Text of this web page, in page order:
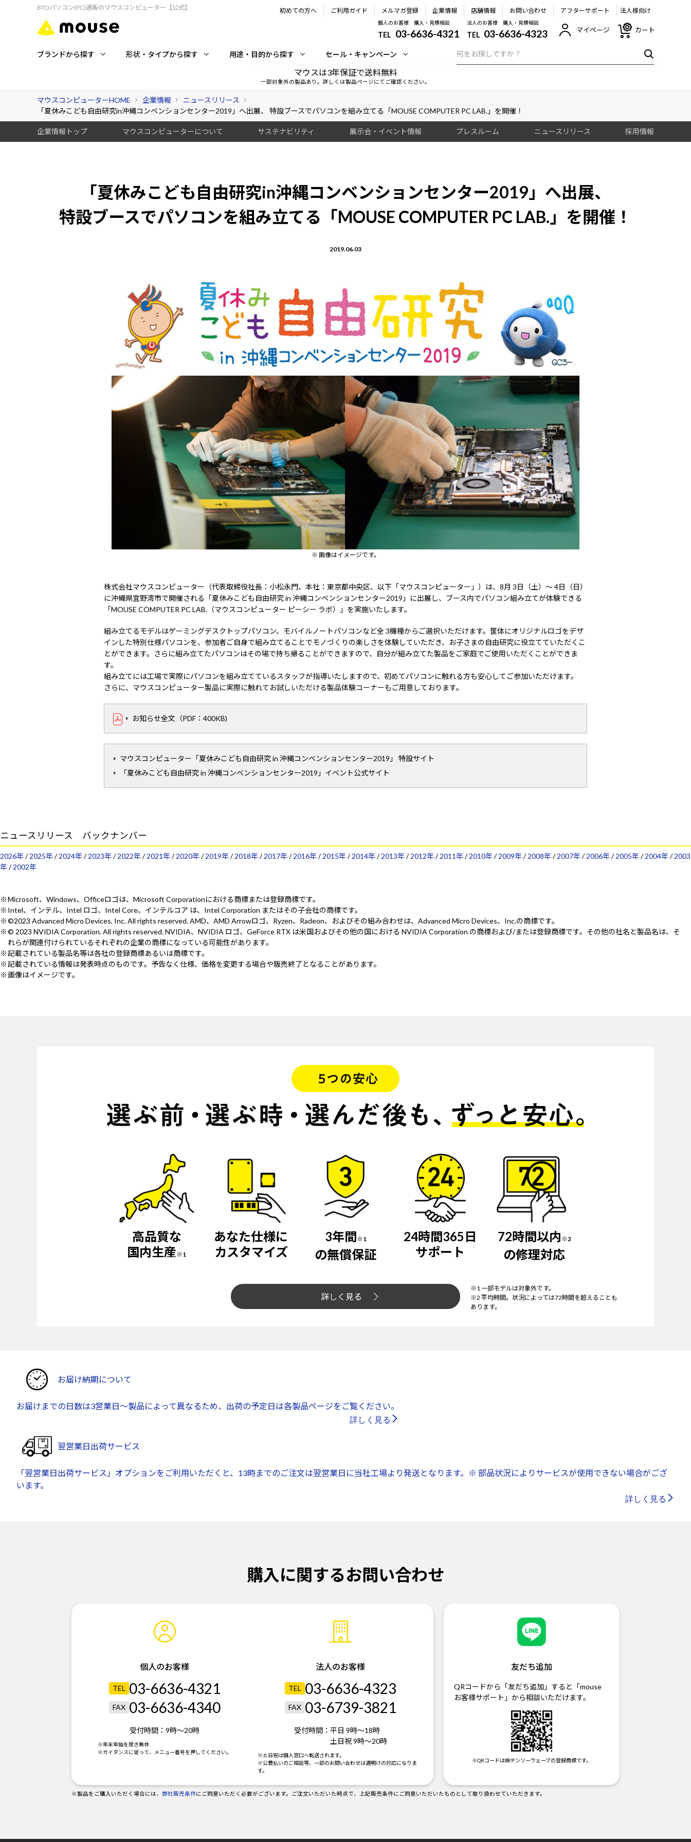
BTOパソコン(PC)通販のマウスコンピューター【公式】 初めての方へ ご利用ガイド メルマガ登録 企業情報 店舗情報 お問い合わせ アフターサポート 法人様向け
個人のお客様 購入・見積相談
TEL 03-6636-4321
法人のお客様 購入・見積相談
TEL 03-6636-4323 マイページ カート
ブランドから探す 形状・タイプから探す 用途・目的から探す セール・キャンペーン
マウスは3年保証で送料無料
一部対象外の製品あり。詳しくは製品ページにてご確認ください。
マウスコンピューターHOME 企業情報
ニュースリリース
「夏休みこども自由研究in沖縄コンベンションセンター2019」へ出展、 特設ブースでパソコンを組み立てる「MOUSE COMPUTER PC LAB.」を開催！
企業情報トップ マウスコンピューターについて サステナビリティ 展示会・イベント情報 プレスルーム ニュースリリース 採用情報
「夏休みこども自由研究in沖縄コンベンションセンター2019」へ出展、
特設ブースでパソコンを組み立てる「MOUSE COMPUTER PC LAB.」を開催！
2019.06.03
※ 画像はイメージです。
株式会社マウスコンピューター（代表取締役社長：小松永門、本社：東京都中央区、以下「マウスコンピューター」）は、8月 3日（土）～ 4日（日）
に沖縄県宜野湾市で開催される「夏休みこども自由研究 in 沖縄コンベンションセンター2019」に出展し、ブース内でパソコン組み立てが体験できる
「MOUSE COMPUTER PC LAB.（マウスコンピューター ピーシー ラボ）」を実施いたします。
組み立てるモデルはゲーミングデスクトップパソコン、モバイルノートパソコンなど全 3機種からご選択いただけます。筐体にオリジナルロゴをデザ
インした特別仕様パソコンを、参加者ご自身で組み立てることでモノづくりの楽しさを体験していただき、お子さまの自由研究に役立てていただくこ
とができます。さらに組み立てたパソコンはその場で持ち帰ることができますので、自分が組み立てた製品をご家庭でご使用いただくことができま
す。
組み立てには工場で実際にパソコンを組み立てているスタッフが指導いたしますので、初めてパソコンに触れる方も安心してご参加いただけます。
さらに、マウスコンピューター製品に実際に触れてお試しいただける製品体験コーナーもご用意しております。
お知らせ全文（PDF：400KB)
マウスコンピューター「夏休みこども自由研究 in 沖縄コンベンションセンター2019」 特設サイト
「夏休みこども自由研究 in 沖縄コンベンションセンター2019」イベント公式サイト
ニュースリリース バックナンバー
2026年/2025年/2024年/2023年/2022年/2021年/2020年/2019年/2018年/2017年/2016年/2015年/2014年/2013年/2012年/2011年/2010年/2009年/2008年/2007年/2006年/2005年/2004年/2003
年/2002年
Microsoft、Windows、Officeロゴは、Microsoft Corporationにおける商標または登録商標です。
Intel、インテル、Intel ロゴ、Intel Core、インテルコア は、Intel Corporation またはその子会社の商標です。
©2023 Advanced Micro Devices, Inc. All rights reserved. AMD、AMD Arrowロゴ、Ryzen、Radeon、およびその組み合わせは、Advanced Micro Devices、Inc.の商標です。
© 2023 NVIDIA Corporation. All rights reserved. NVIDIA、NVIDIA ロゴ、GeForce RTX は米国およびその他の国における NVIDIA Corporation の商標および/または登録商標です。その他の社名と製品名は、そ
れらが関連付けられているそれぞれの企業の商標になっている可能性があります。
記載されている製品名等は各社の登録商標あるいは商標です。
記載されている情報は発表時点のものです。予告なく仕様、価格を変更する場合や販売終了となることがあります。
画像はイメージです。
高品質な
国内生産※1
あなた仕様に
カスタマイズ
3年間※1
の無償保証
24時間365日
サポート
72時間以内 ※2
の修理対応
詳しく見る
※1 一部モデルは対象外です。
※2 平均時間。状況によっては72時間を超えることも
あります。
お届け納期について
お届けまでの日数は3営業日～製品によって異なるため、出荷の予定日は各製品ページをご覧ください。
詳しく見る
翌営業日出荷サービス
「翌営業日出荷サービス」オプションをご利用いただくと、13時までのご注文は翌営業日に当社工場より発送となります。※ 部品状況によりサービスが使用できない場合がござ
います。
詳しく見る
購入に関するお問い合わせ
個人のお客様
TEL 03-6636-4321
FAX 03-6636-4340
受付時間：9時～20時
※年末年始を除き無休
※ガイダンスに従って、メニュー番号を押してください。
法人のお客様
TEL 03-6636-4323
FAX 03-6739-3821
受付時間： 平日 9時～18時
土日祝 9時～20時
※土日祝は個人窓口へ転送されます。
※公費払いのご相談等、一部のお問い合わせは週明けの対応になりま
す。
友だち追加
QRコードから「友だち追加」すると「mouse
お客様サポート」から相談いただけます。
※QRコードは㈱デンソーウェーブの登録商標です。
※製品をご購入いただく場合には、弊社販売条件にご同意いただく必要がございます。ご注文いただいた時点で、上記販売条件にご同意いただいたものとして取り扱わせていただきます。